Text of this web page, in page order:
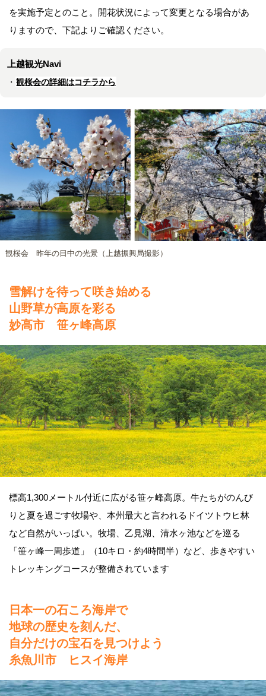
を実施予定とのこと。開花状況によって変更となる場合があ
りますので、下記よりご確認ください。
上越観光Navi
・ 観桜会の詳細はコチラから
観桜会 昨年の日中の光景（上越振興局撮影）
雪解けを待って咲き始める
山野草が高原を彩る
妙高市 笹ヶ峰高原
標高1,300メートル付近に広がる笹ヶ峰高原。牛たちがのんび
りと夏を過ごす牧場や、本州最大と言われるドイツトウヒ林
など自然がいっぱい。牧場、乙見湖、清水ヶ池などを巡る
「笹ヶ峰一周歩道」（10キロ・約4時間半）など、歩きやすい
トレッキングコースが整備されています
日本一の石ころ海岸で
地球の歴史を刻んだ、
自分だけの宝石を見つけよう
糸魚川市 ヒスイ海岸